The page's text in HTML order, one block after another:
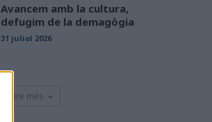
Avancem amb la cultura,
defugim de la demagògia
31 juliol 2026
Veure més